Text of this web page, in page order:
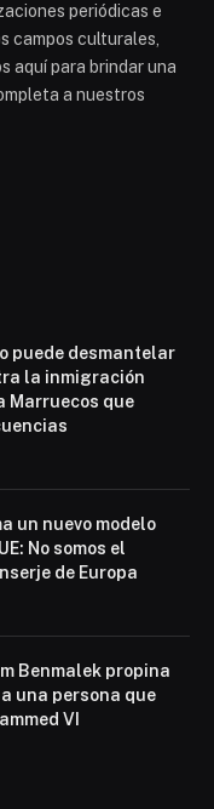
periódicas e
campos culturales,
aquí para brindar una
a nuestros
puede desmantelar
la inmigración
Marruecos que
un nuevo modelo
No somos el
de Europa
Benmalek propina
una persona que
VI